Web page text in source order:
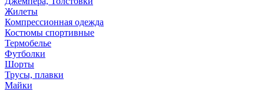
Жилеты
Компрессионная одежда
Костюмы спортивные
Термобелье
Футболки
Шорты
Трусы, плавки
Майки